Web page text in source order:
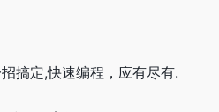
搞定,快速编程，应有尽有.